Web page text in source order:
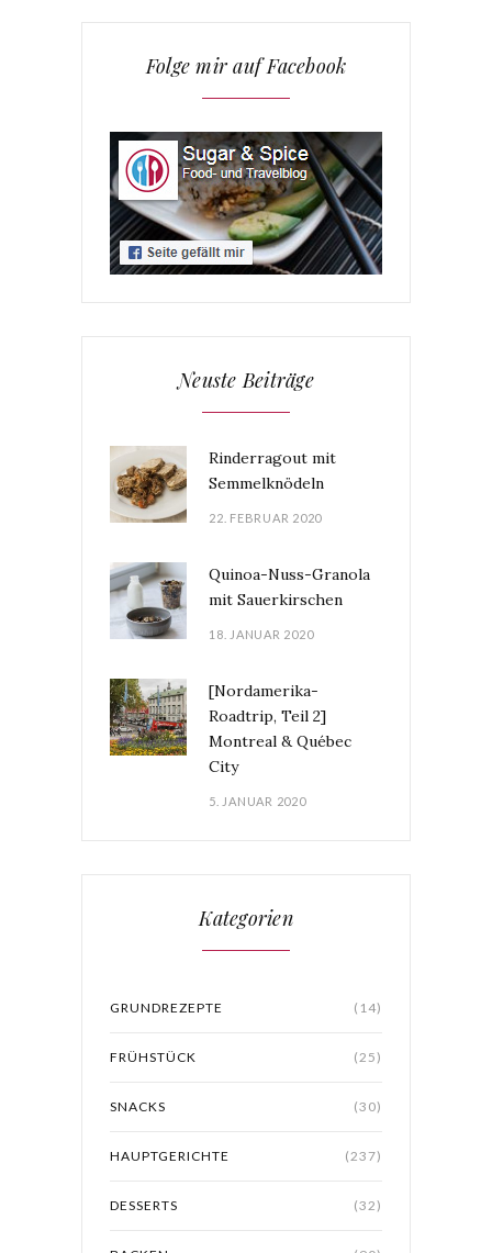
Folge mir auf Facebook
Neuste Beiträge
Rinderragout mit
Semmelknödeln
22. FEBRUAR 2020
Quinoa-Nuss-Granola
mit Sauerkirschen
18. JANUAR 2020
[Nordamerika-
Roadtrip, Teil 2]
Montreal & Québec
City
5. JANUAR 2020
Kategorien
GRUNDREZEPTE (14)
FRÜHSTÜCK (25)
SNACKS (30)
HAUPTGERICHTE (237)
DESSERTS (32)